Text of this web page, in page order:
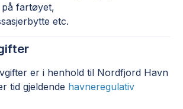
fartøyet,
etc.
er i henhold til Nordfjord Havn
tid gjeldende havneregulativ